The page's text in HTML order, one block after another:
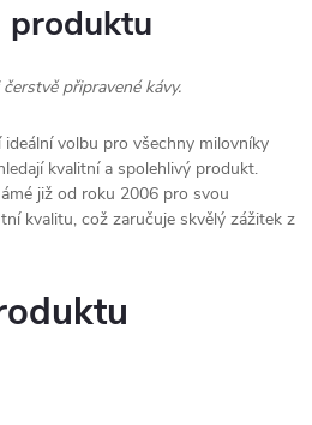
produktu
připravené kávy.
volbu pro všechny milovníky
kvalitní a spolehlivý produkt.
již od roku 2006 pro svou
kvalitu, což zaručuje skvělý zážitek z